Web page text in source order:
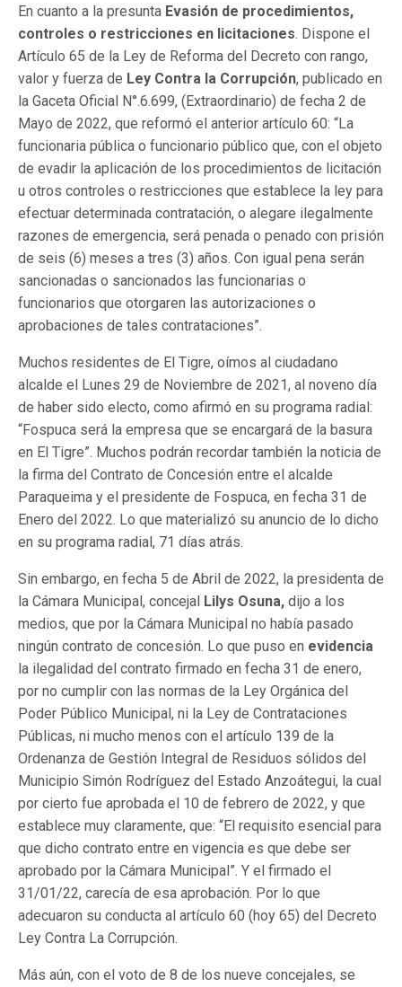
En cuanto a la presunta Evasión de procedimientos,
controles o restricciones en licitaciones. Dispone el
Artículo 65 de la Ley de Reforma del Decreto con rango,
valor y fuerza de Ley Contra la Corrupción, publicado en
la Gaceta Oficial N°.6.699, (Extraordinario) de fecha 2 de
Mayo de 2022, que reformó el anterior artículo 60: “La
funcionaria pública o funcionario público que, con el objeto
de evadir la aplicación de los procedimientos de licitación
u otros controles o restricciones que establece la ley para
efectuar determinada contratación, o alegare ilegalmente
razones de emergencia, será penada o penado con prisión
de seis (6) meses a tres (3) años. Con igual pena serán
sancionadas o sancionados las funcionarias o
funcionarios que otorgaren las autorizaciones o
aprobaciones de tales contrataciones”.
Muchos residentes de El Tigre, oímos al ciudadano
alcalde el Lunes 29 de Noviembre de 2021, al noveno día
de haber sido electo, como afirmó en su programa radial:
“Fospuca será la empresa que se encargará de la basura
en El Tigre”. Muchos podrán recordar también la noticia de
la firma del Contrato de Concesión entre el alcalde
Paraqueima y el presidente de Fospuca, en fecha 31 de
Enero del 2022. Lo que materializó su anuncio de lo dicho
en su programa radial, 71 días atrás.
Sin embargo, en fecha 5 de Abril de 2022, la presidenta de
la Cámara Municipal, concejal Lilys Osuna, dijo a los
medios, que por la Cámara Municipal no había pasado
ningún contrato de concesión. Lo que puso en evidencia
la ilegalidad del contrato firmado en fecha 31 de enero,
por no cumplir con las normas de la Ley Orgánica del
Poder Público Municipal, ni la Ley de Contrataciones
Públicas, ni mucho menos con el artículo 139 de la
Ordenanza de Gestión Integral de Residuos sólidos del
Municipio Simón Rodríguez del Estado Anzoátegui, la cual
por cierto fue aprobada el 10 de febrero de 2022, y que
establece muy claramente, que: “El requisito esencial para
que dicho contrato entre en vigencia es que debe ser
aprobado por la Cámara Municipal”. Y el firmado el
31/01/22, carecía de esa aprobación. Por lo que
adecuaron su conducta al artículo 60 (hoy 65) del Decreto
Ley Contra La Corrupción.
Más aún, con el voto de 8 de los nueve concejales, se